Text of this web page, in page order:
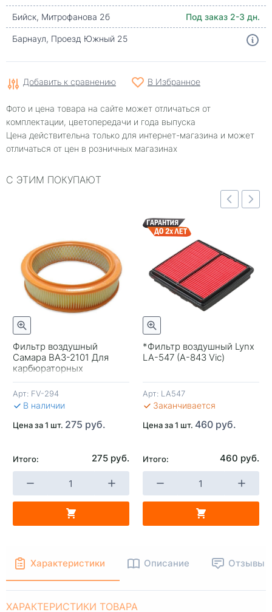
Бийск, Митрофанова 2б
Под заказ 2-3 дн.
Барнаул, Проезд Южный 25
Добавить к сравнению В Избранное
Фото и цена товара на сайте может отличаться от
комплектации, цветопередачи и года выпуска
Цена действительна только для интернет-магазина и может
отличаться от цен в розничных магазинах
С ЭТИМ ПОКУПАЮТ
Фильтр воздушный
Самара ВАЗ-2101 Для
карбюраторных
двигателей Россия
Арт: FV-294
В наличии
Цена за 1 шт. 275 руб.
Итого: 275 руб.
*Фильтр воздушный Lynx
LA-547 (A-843 Vic)
Арт: LA547
Заканчивается
Цена за 1 шт. 460 руб.
Итого: 460 руб.
+
КОРЗИНУ В КОРЗИНУ
Быстрый просмотр
Характеристики Описание Отзывы
ХАРАКТЕРИСТИКИ ТОВАРА